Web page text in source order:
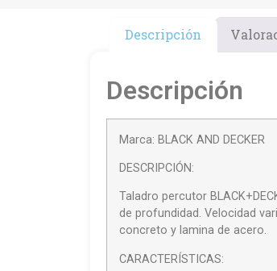
Descripción
Descripción
Marca: BLACK AND DECKER
DESCRIPCIÓN:
Taladro percutor
de profundidad. Velocidad
concreto y lamina de acero.
CARACTERÍSTICAS: